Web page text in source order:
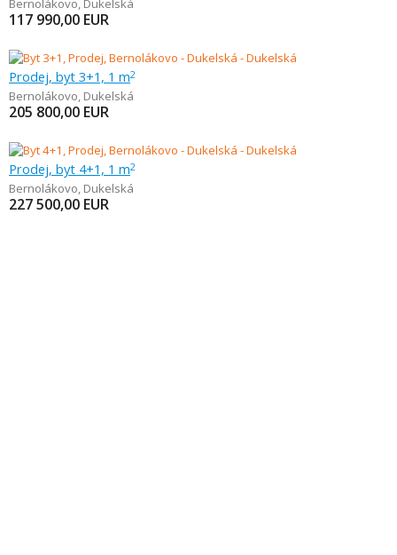
Bernolákovo, Dukelská
117 990,00 EUR
Prodej, byt 3+1, 1 m2
Bernolákovo, Dukelská
205 800,00 EUR
Prodej, byt 4+1, 1 m2
Bernolákovo, Dukelská
227 500,00 EUR